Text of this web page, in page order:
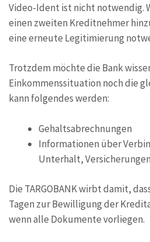
Video-Ident ist nicht notwendig.
einen zweiten Kreditnehmer
eine erneute Legitimierung
Trotzdem möchte die Bank
Einkommenssituation noch die
kann folgendes werden:
Gehaltsabrechnungen
Informationen über
Unterhalt,
Die TARGOBANK wirbt damit,
Tagen zur Bewilligung der
wenn alle Dokumente vorliegen.